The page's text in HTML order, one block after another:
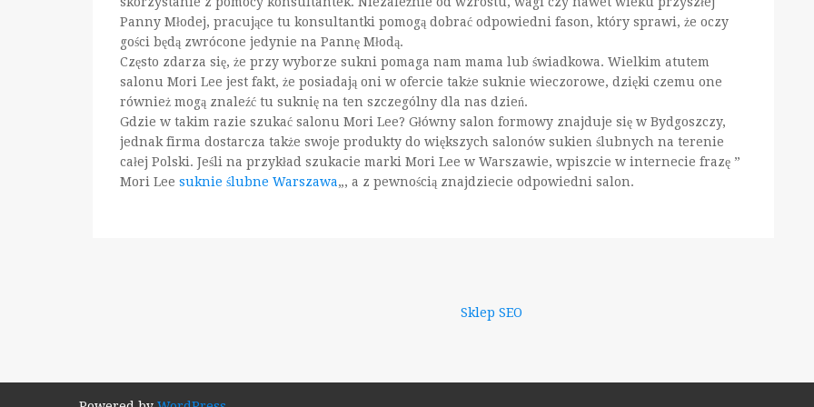
Panny Młodej, pracujące tu konsultantki pomogą dobrać odpowiedni fason, który sprawi, że oczy
gości będą zwrócone jedynie na Pannę Młodą.
Często zdarza się, że przy wyborze sukni pomaga nam mama lub świadkowa. Wielkim atutem
salonu Mori Lee jest fakt, że posiadają oni w ofercie także suknie wieczorowe, dzięki czemu one
również mogą znaleźć tu suknię na ten szczególny dla nas dzień.
Gdzie w takim razie szukać salonu Mori Lee? Główny salon formowy znajduje się w Bydgoszczy,
jednak firma dostarcza także swoje produkty do większych salonów sukien ślubnych na terenie
całej Polski. Jeśli na przykład szukacie marki Mori Lee w Warszawie, wpiszcie w internecie frazę ”
Mori Lee suknie ślubne Warszawa„, a z pewnością znajdziecie odpowiedni salon.
Sklep SEO